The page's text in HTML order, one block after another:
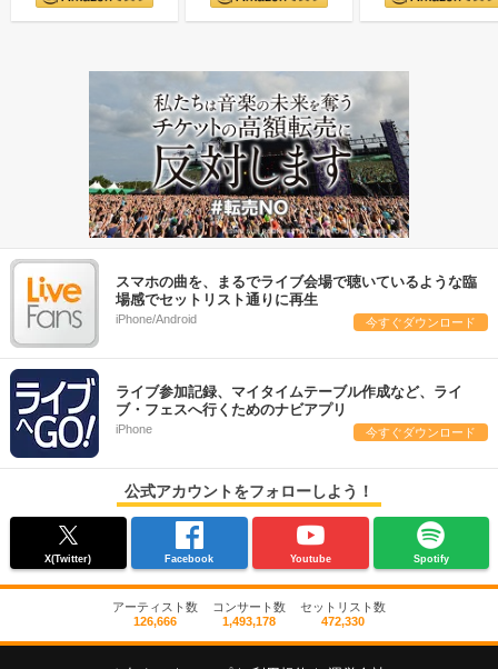
スマホの曲を、まるでライブ会場で聴いているような臨
場感でセットリスト通りに再生
iPhone/Android 今すぐダウンロード
ライブ参加記録、マイタイムテーブル作成など、ライ
ブ・フェスへ行くためのナビアプリ
iPhone 今すぐダウンロード
公式アカウントをフォローしよう！
X(Twitter) Facebook Youtube Spotify
アーティスト数
126,666
コンサート数
1,493,178
セットリスト数
472,330